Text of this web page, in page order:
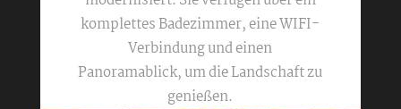
komplettes Badezimmer, eine WIFI-
Verbindung und einen
Panoramablick, um die Landschaft zu
genießen.